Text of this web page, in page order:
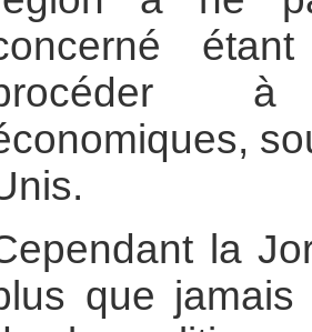
la
que jamais